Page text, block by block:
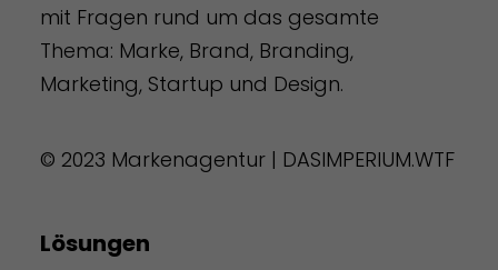
mit Fragen rund um das gesamte
Thema: Marke, Brand, Branding,
Marketing, Startup und Design.
© 2023 Markenagentur | DASIMPERIUM.WTF
Lösungen